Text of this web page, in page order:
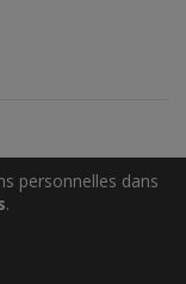
personnelles dans
.